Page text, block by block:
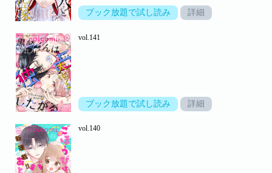
ブック放題で試し読み 詳細
vol.141
ブック放題で試し読み 詳細
vol.140